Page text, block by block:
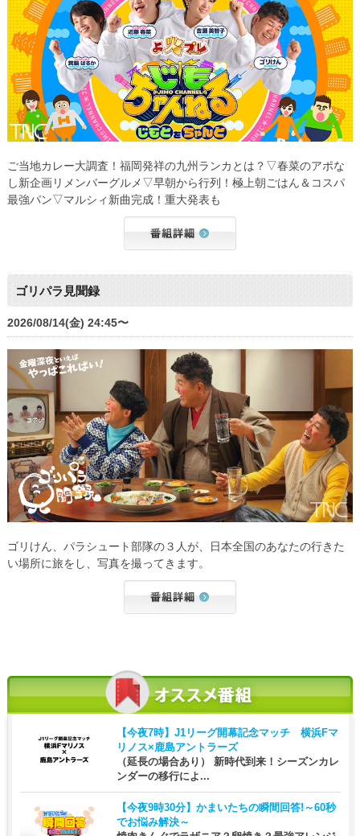
ご当地カレー大調査！福岡発祥の九州ランカとは？▽春菜のアポな
し新企画リメンバーグルメ▽早朝から行列！極上朝ごはん＆コスパ
最強パン▽マルシィ新曲完成！重大発表も
ゴリパラ見聞録
2026/08/14(金) 24:45〜
ゴリけん、パラシュート部隊の３人が、日本全国のあなたの行きた
い場所に旅をし、写真を撮ってきます。
【今夜7時】 J1リーグ開幕記念マッチ 横浜Fマ
リノス×鹿島アントラーズ
（延長の場合あり） 新時代到来！シーズンカレ
ンダーの移行によ...
【今夜9時30分】 かまいたちの瞬間回答!～60秒
でお悩み解決～